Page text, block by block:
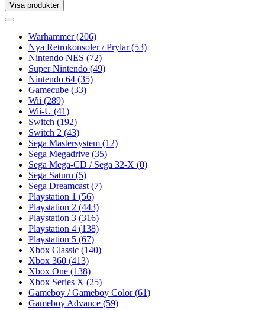
Visa produkter
Toggle
Toggle
navigationWarhammer(206)
Nya Retrokonsoler / Prylar(53)
Nintendo NES (72)
Super Nintendo (49)
Nintendo 64 (35)
Gamecube (33)
Wii (289)
Wii-U (41)
Switch (192)
Switch 2 (43)
Sega Mastersystem (12)
Sega Megadrive (35)
Sega Mega-CD / Sega 32-X (0)
Sega Saturn (5)
Sega Dreamcast (7)
Playstation 1 (56)
Playstation 2 (443)
Playstation 3 (316)
Playstation 4 (138)
Playstation 5 (67)
Xbox Classic (140)
Xbox 360 (413)
Xbox One (138)
Xbox Series X (25)
Gameboy / Gameboy Color(61)
Gameboy Advance (59)